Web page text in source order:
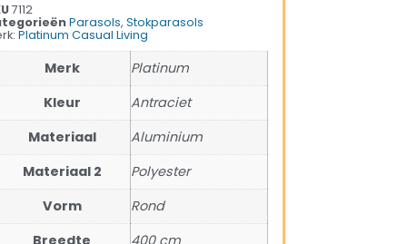
7112
Parasols, Stokparasols
Platinum Casual Living
Merk
Platinum
Kleur
Antraciet
Materiaal
Aluminium
Materiaal 2
Polyester
Vorm
Rond
Breedte
400 cm